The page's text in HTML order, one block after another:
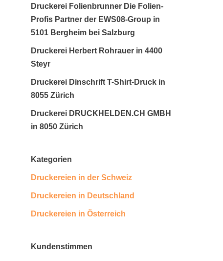
Druckerei Folienbrunner Die Folien-
Profis Partner der EWS08-Group in
5101 Bergheim bei Salzburg
Druckerei Herbert Rohrauer in 4400
Steyr
Druckerei Dinschrift T-Shirt-Druck in
8055 Zürich
Druckerei DRUCKHELDEN.CH GMBH
in 8050 Zürich
Kategorien
Druckereien in der Schweiz
Druckereien in Deutschland
Druckereien in Österreich
Kundenstimmen